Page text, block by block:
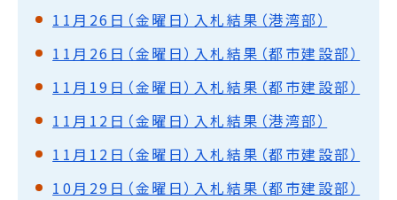
11月26日（金曜日）入札結果（港湾部）
11月26日（金曜日）入札結果（都市建設部）
11月19日（金曜日）入札結果（都市建設部）
11月12日（金曜日）入札結果（港湾部）
11月12日（金曜日）入札結果（都市建設部）
10月29日（金曜日）入札結果（都市建設部）